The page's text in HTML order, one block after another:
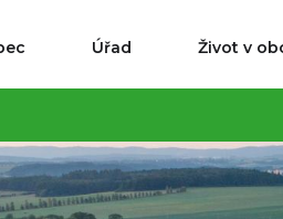
Úřad Život v